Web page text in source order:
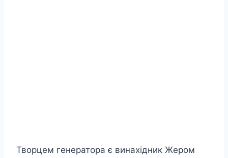
Творцем генератора є винахідник Жером